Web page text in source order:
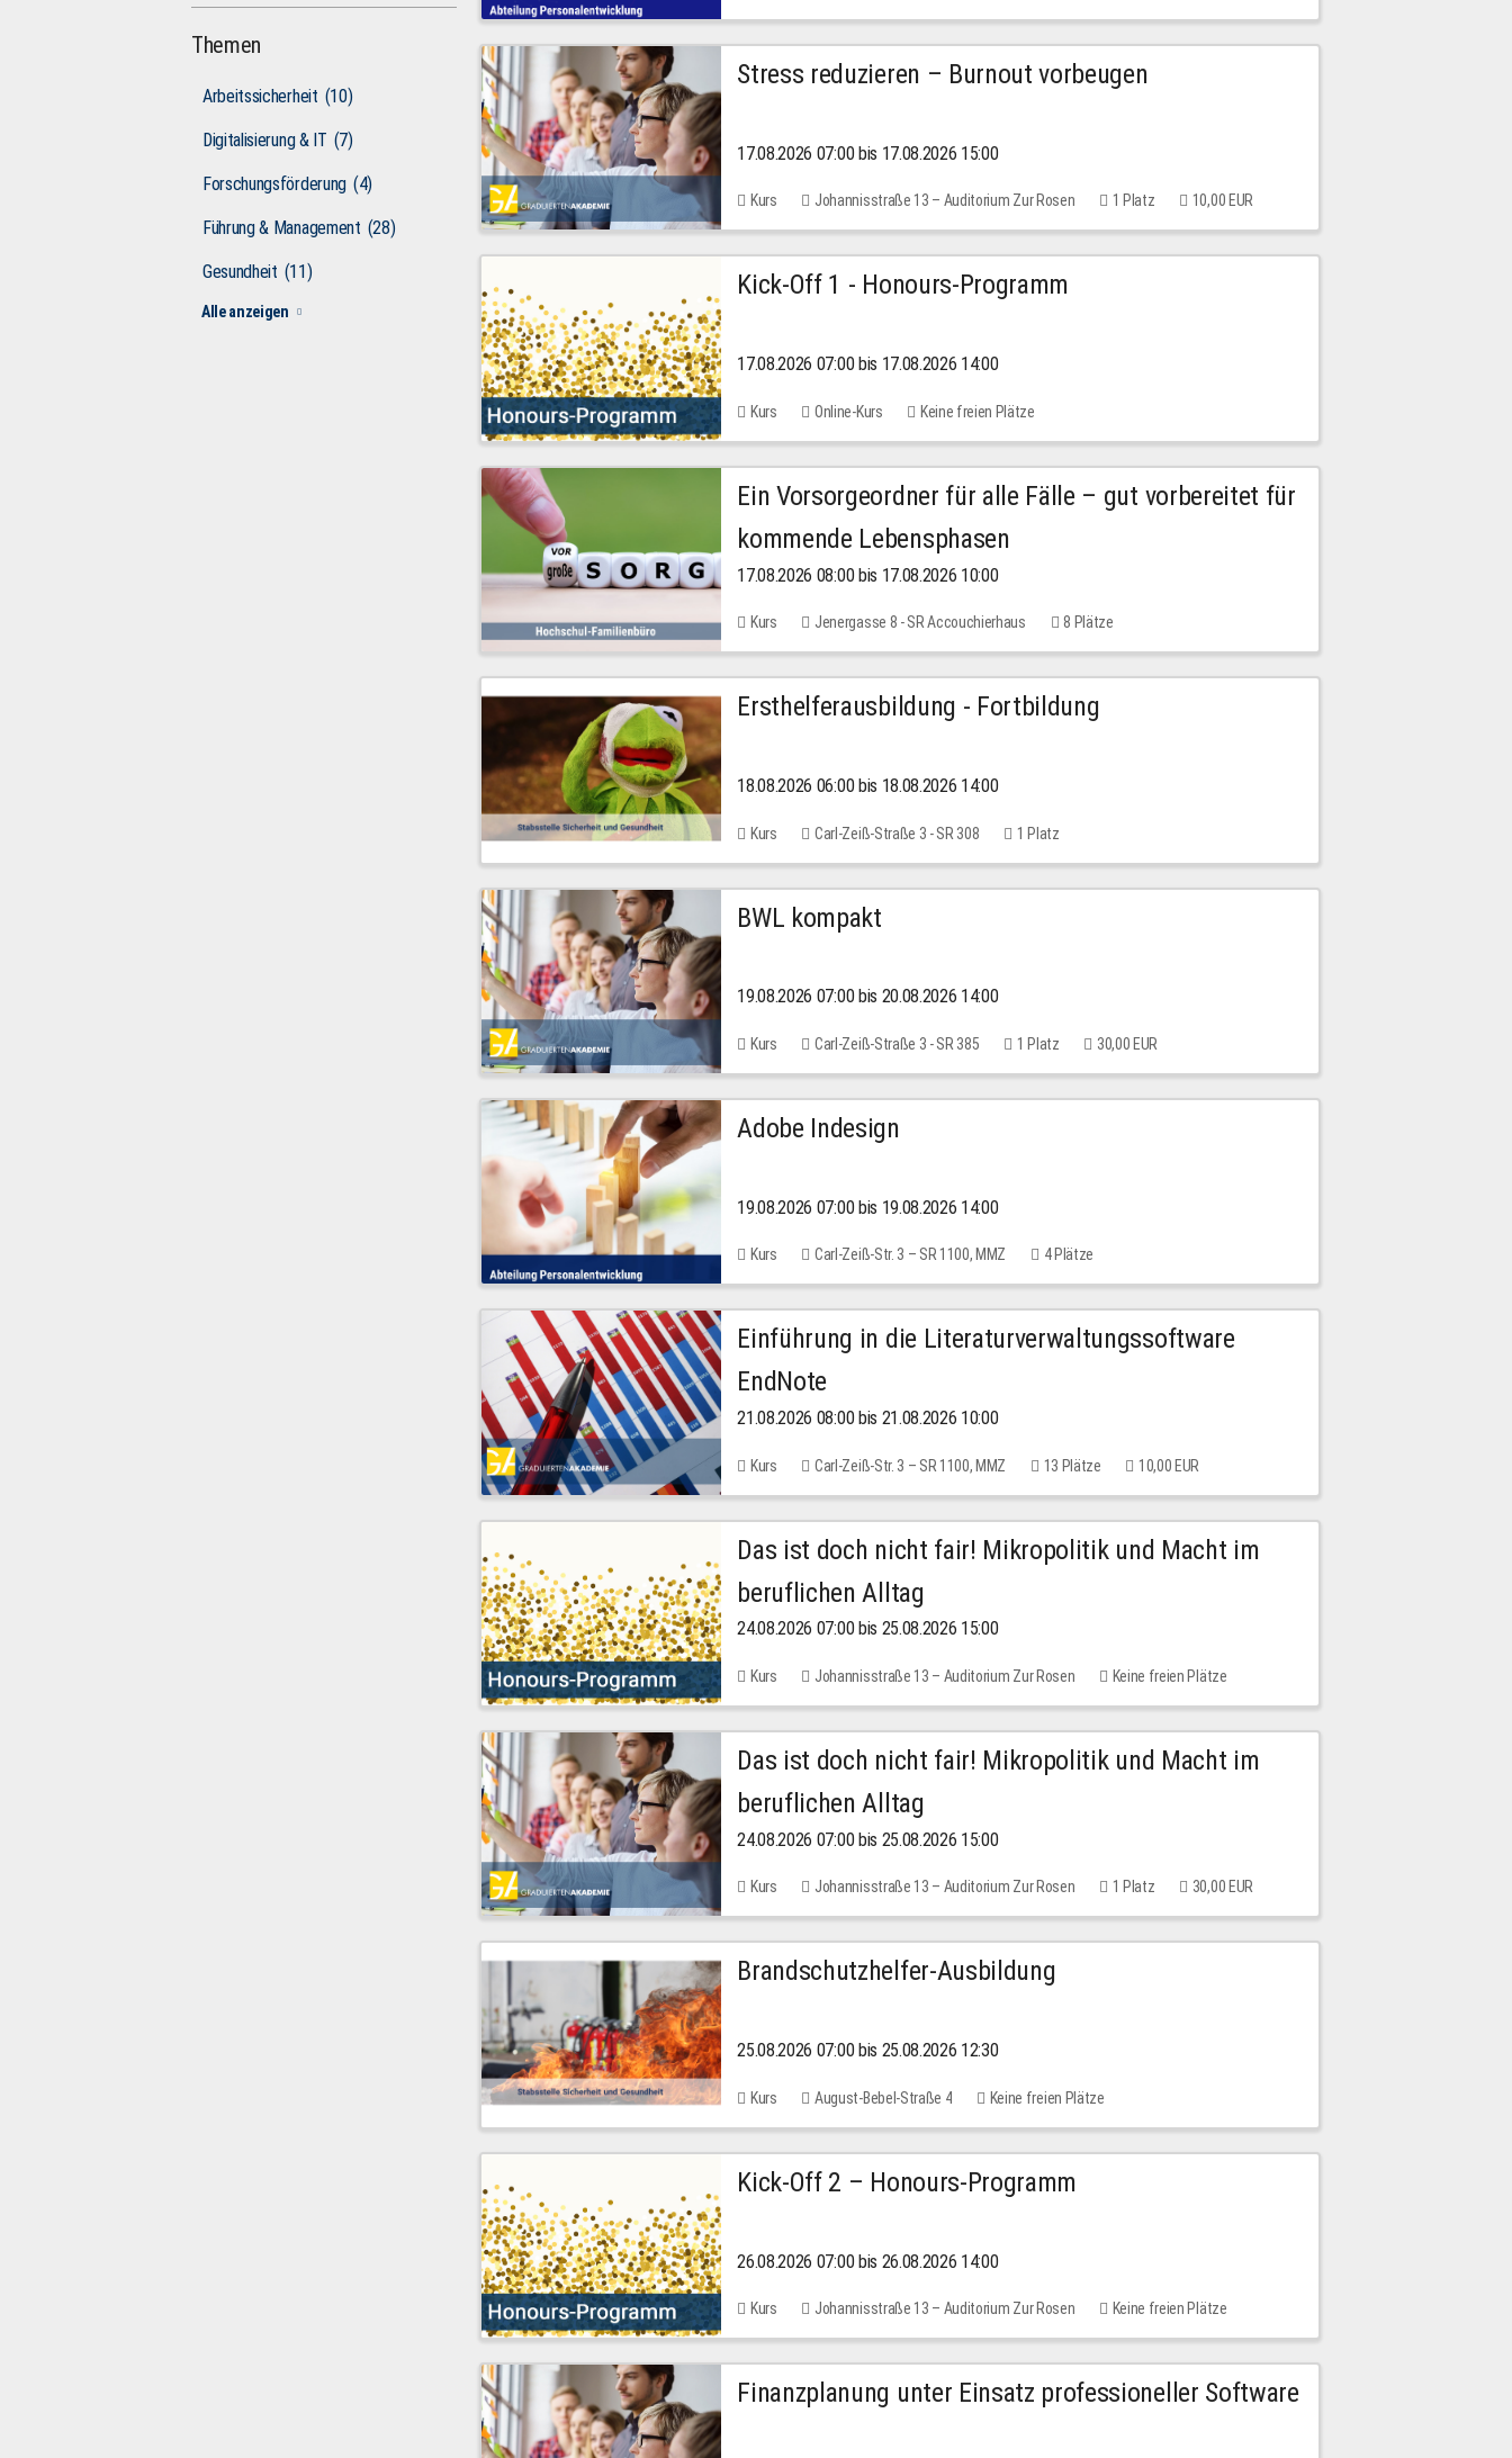
Themen
Arbeitssicherheit (10)
Digitalisierung & IT (7)
Forschungsförderung (4)
Führung & Management (28)
Gesundheit (11)
Alle anzeigen
Stress reduzieren – Burnout vorbeugen
17.08.2026 07:00 bis 17.08.2026 15:00
Kurs Johannisstraße 13 – Auditorium Zur Rosen 1 Platz 10,00 EUR
Kick-Off 1 - Honours-Programm
17.08.2026 07:00 bis 17.08.2026 14:00
Kurs Online-Kurs Keine freien Plätze
Ein Vorsorgeordner für alle Fälle – gut vorbereitet für
kommende Lebensphasen
17.08.2026 08:00 bis 17.08.2026 10:00
Kurs Jenergasse 8 - SR Accouchierhaus 8 Plätze
Ersthelferausbildung - Fortbildung
18.08.2026 06:00 bis 18.08.2026 14:00
Kurs Carl-Zeiß-Straße 3 - SR 308 1 Platz
BWL kompakt
19.08.2026 07:00 bis 20.08.2026 14:00
Kurs Carl-Zeiß-Straße 3 - SR 385 1 Platz 30,00 EUR
Adobe Indesign
19.08.2026 07:00 bis 19.08.2026 14:00
Kurs Carl-Zeiß-Str. 3 – SR 1100, MMZ 4 Plätze
Einführung in die Literaturverwaltungssoftware
EndNote
21.08.2026 08:00 bis 21.08.2026 10:00
Kurs Carl-Zeiß-Str. 3 – SR 1100, MMZ 13 Plätze 10,00 EUR
Das ist doch nicht fair! Mikropolitik und Macht im
beruflichen Alltag
24.08.2026 07:00 bis 25.08.2026 15:00
Kurs Johannisstraße 13 – Auditorium Zur Rosen Keine freien Plätze
Das ist doch nicht fair! Mikropolitik und Macht im
beruflichen Alltag
24.08.2026 07:00 bis 25.08.2026 15:00
Kurs Johannisstraße 13 – Auditorium Zur Rosen 1 Platz 30,00 EUR
Brandschutzhelfer-Ausbildung
25.08.2026 07:00 bis 25.08.2026 12:30
Kurs August-Bebel-Straße 4 Keine freien Plätze
Kick-Off 2 – Honours-Programm
26.08.2026 07:00 bis 26.08.2026 14:00
Kurs Johannisstraße 13 – Auditorium Zur Rosen Keine freien Plätze
Finanzplanung unter Einsatz professioneller Software